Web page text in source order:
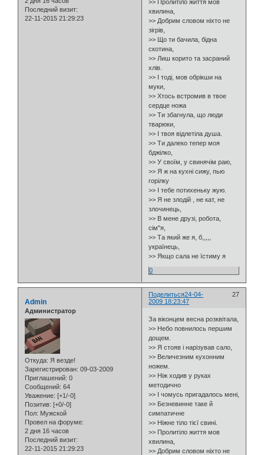
Последний визит:
22-11-2015 21:29:23
>> Пролитіло життя мов
хвилина,
>> Добрим словом ніхто не
зігрів,
>> Що ти бачила, бідна
скотина,
>> Лиш корито та засраний
хлів.
>> І тоді, мов обрікши на
муки,
>> Хтось встромив в твое
сердце ножа
>> Ти збагнула, що люди
тварюки,
>> І твоя відлетіла душа.
>> Ти далеко тепер моя
бджілко,
>> У своїм, у свинячім раю,
>> Я ж на кухні сижу, пью
горілку
>> І тебе потихеньку жую.
>> Я не злодій , не кат, не
злочинець,
>> В мене друзі, робота,
сім"я,
>> Та який же я, б,,,,,
українець,
>> Якщо сала не їстиму я
0
Поделиться 27
24-04-
2009 18:23:47
Admin
Администратор
Откуда: Я везде!
Зарегистрирован: 09-03-2009
Приглашений: 0
Сообщений: 64
Уважение: [+1/-0]
Позитив: [+0/-0]
Пол: Мужской
Провел на форуме:
2 дня 16 часов
Последний визит:
22-11-2015 21:29:23
За віконцем весна розквітала,
>> Небо повнилось першим
дощем.
>> Я стояв і нарізував сало,
>> Величезним кухонним
ножем.
>> Ніж ходив у руках
методично
>> І чомусь пригадалось мені,
>> Безневинне таке й
симпатичне
>> Ніжне тіло тієї свині.
>> Пролитіло життя мов
хвилина,
>> Добрим словом ніхто не